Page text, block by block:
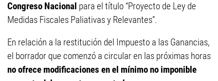
Congreso Nacional para el título “Proyecto de Ley de
Medidas Fiscales Paliativas y Relevantes”.
En relación a la restitución del Impuesto a las Ganancias,
el borrador que comenzó a circular en las próximas horas
no ofrece modificaciones en el mínimo no imponible